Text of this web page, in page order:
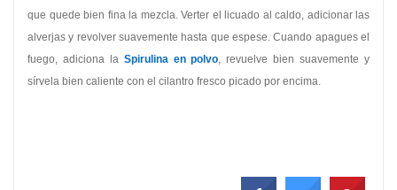
que quede bien fina la mezcla. Verter el licuado al caldo, adicionar las
alverjas y revolver suavemente hasta que espese. Cuando apagues el
fuego, adiciona la Spirulina en polvo , revuelve bien suavemente y
sírvela bien caliente con el cilantro fresco picado por encima.